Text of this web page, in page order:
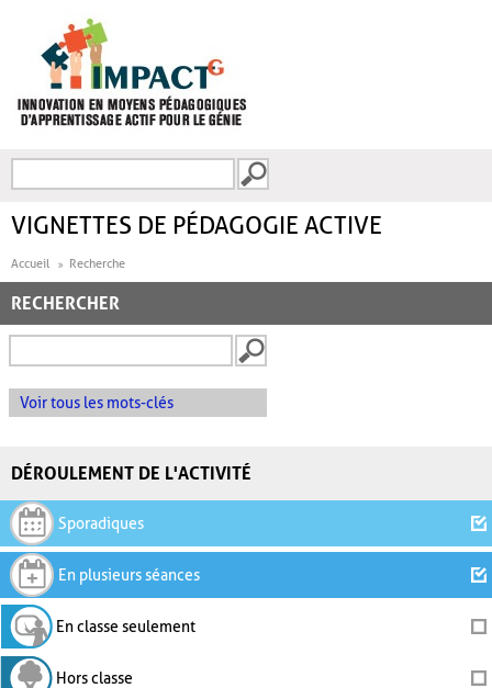
FORMULAIRE DE
VIGNETTES DE PÉDAGOGIE ACTIVE
Accueil Recherche
RECHERCHER
Voir tous les mots-clés
DÉROULEMENT DE L'ACTIVITÉ
Sporadiques
En plusieurs séances
En classe seulement
Hors classe